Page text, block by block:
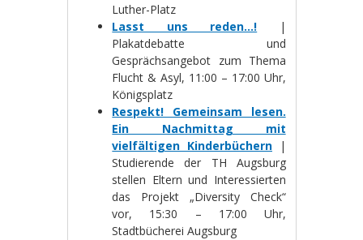
Luther-Platz
Lasst uns reden…! |
Plakatdebatte und
Gesprächsangebot zum Thema
Flucht & Asyl, 11:00 – 17:00 Uhr,
Königsplatz
Respekt! Gemeinsam lesen.
Ein Nachmittag mit
vielfältigen Kinderbüchern |
Studierende der TH Augsburg
stellen Eltern und Interessierten
das Projekt „Diversity Check“
vor, 15:30 – 17:00 Uhr,
Stadtbücherei Augsburg